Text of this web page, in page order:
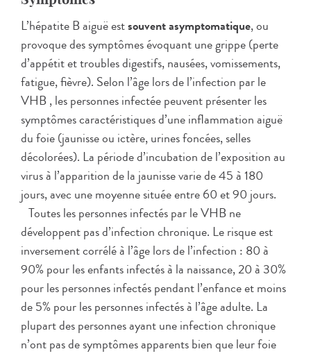
L’hépatite B aiguë estsouvent asymptomatique, ou
provoque des symptômes évoquant une grippe (perte
d’appétit et troubles digestifs, nausées, vomissements,
fatigue, fièvre). Selon l’âge lors de l’infection par le
VHB , les personnes infectée peuvent présenter les
symptômes caractéristiques d’une inflammation aiguë
du foie (jaunisse ou ictère, urines foncées, selles
décolorées). La période d’incubation de l’exposition au
virus à l’apparition de la jaunisse varie de 45 à 180
jours, avec une moyenne située entre 60 et 90 jours.
Toutes les personnes infectés par le VHB ne
développent pas d’infection chronique. Le risque est
inversement corrélé à l’âge lors de l’infection : 80 à
90% pour les enfants infectés à la naissance, 20 à 30%
pour les personnes infectés pendant l’enfance et moins
de 5% pour les personnes infectés à l’âge adulte. La
plupart des personnes ayant une infection chronique
n’ont pas de symptômes apparents bien que leur foie